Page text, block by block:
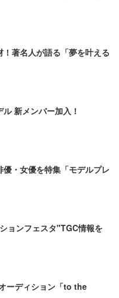
著名人が語る「夢を叶える
新メンバー加入！
・女優を特集「モデルプレ
ョンフェスタ"TGC情報を
ーディション「to the